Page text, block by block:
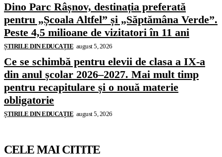
Dino Parc Râșnov, destinația preferată
pentru „Școala Altfel” și „Săptămâna Verde”.
Peste 4,5 milioane de vizitatori în 11 ani
ȘTIRILE DIN EDUCAȚIE august 5, 2026
Ce se schimbă pentru elevii de clasa a IX-a
din anul școlar 2026–2027. Mai mult timp
pentru recapitulare și o nouă materie
obligatorie
ȘTIRILE DIN EDUCAȚIE august 5, 2026
CELE MAI CITITE